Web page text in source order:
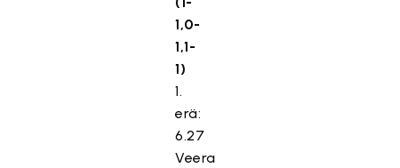
1,0-
1,1-
1)
1.
erä:
6.27
Veera